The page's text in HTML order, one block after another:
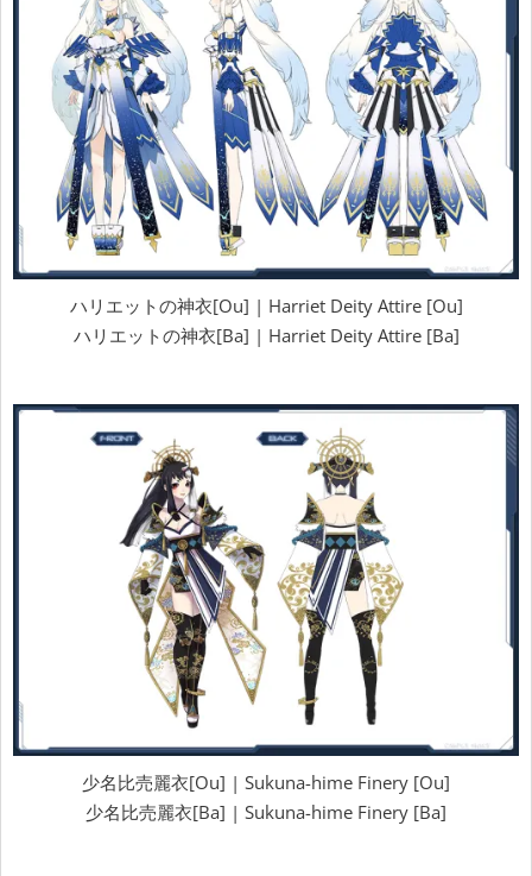
ハリエットの神衣[Ou] | Harriet Deity Attire [Ou]
ハリエットの神衣[Ba] | Harriet Deity Attire [Ba]
少名比売麗衣[Ou] | Sukuna-hime Finery [Ou]
少名比売麗衣[Ba] | Sukuna-hime Finery [Ba]